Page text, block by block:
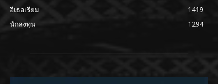
อีเธอเรียม
1419
นักลงทุน
1294